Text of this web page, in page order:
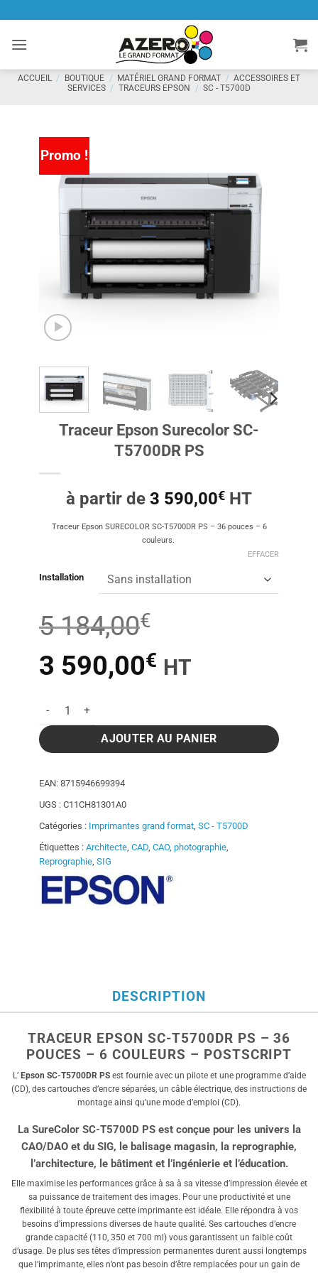
contenu
ACCUEIL / BOUTIQUE / MATÉRIEL GRAND FORMAT / ACCESSOIRES ET
SERVICES / TRACEURS EPSON / SC - T5700D
Promo !
Traceur Epson Surecolor SC-
T5700DR PS
à partir de 3 590,00€ HT
Traceur Epson SURECOLOR SC-T5700DR PS – 36 pouces – 6
couleurs.
Installation
EFFACER
5 184,00€
Le
prix
initial
était :
5
184,00€.
3 590,00€ Le
actuel
3
HT
quantité de Traceur Epson Surecolor SC-T5700DR PS
AJOUTER AU PANIER
EAN: 8715946699394
UGS : C11CH81301A0
Catégories : Imprimantes grand format, SC - T5700D
Étiquettes : Architecte, CAD, CAO, photographie,
Reprographie, SIG
DESCRIPTION
TRACEUR EPSON SC-T5700DR PS – 36
POUCES – 6 COULEURS – POSTSCRIPT
L’ Epson SC-T5700DR PSest fournie avec un pilote et une programme d’aide
(CD), des cartouches d’encre séparées, un câble électrique, des instructions de
montage ainsi qu’une mode d’emploi (CD).
La SureColor SC-T5700D PS est conçue pour les univers la
CAO/DAO et du SIG, le balisage magasin, la reprographie,
l’architecture, le bâtiment et l’ingénierie et l’éducation.
Elle maximise les performances grâce à sa à sa vitesse d’impression élevée et
sa puissance de traitement des images. Pour une productivité et une
flexibilité à toute épreuve cette imprimante est idéale. Elle répondra à vos
besoins d’impressions diverses de haute qualité. Ses cartouches d’encre
grande capacité (110, 350 et 700 ml) vous garantissent un faible coût
d’usage. De plus ses têtes d’impression permanentes durent aussi longtemps
que l’imprimante, elles n’ont pas besoin d’être remplacées pour un gain de